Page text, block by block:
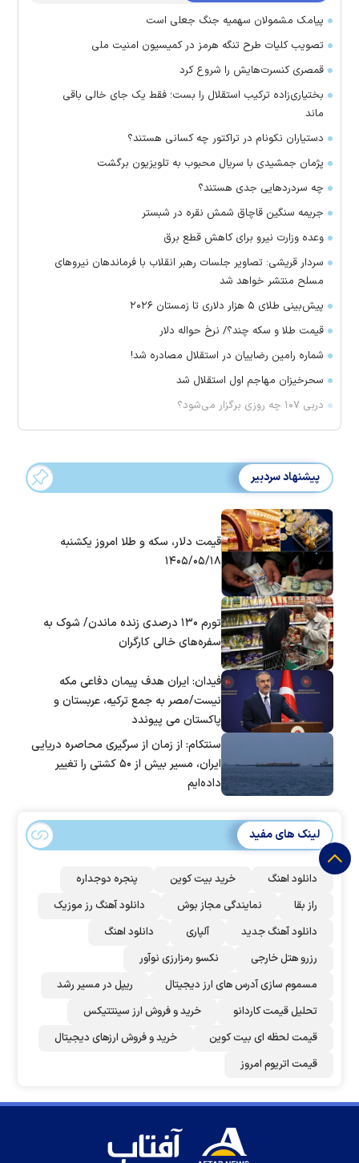
پیامک مشمولان سهمیه جنگ جعلی است
تصویب کلیات طرح تنگه هرمز در کمیسیون امنیت ملی
قمصری کنسرت‌هایش را شروع کرد
بختیاری‌زاده ترکیب استقلال را بست؛ فقط یک جای خالی باقی
ماند
دستیاران نکونام در تراکتور چه کسانی هستند؟
پژمان جمشیدی با سریال محبوب به تلویزیون برگشت
چه سردرد‌هایی جدی هستند؟
جریمه سنگین قاچاق شمش نقره در شبستر
وعده وزارت نیرو برای کاهش قطع برق
سردار قریشی: تصاویر جلسات رهبر انقلاب با فرماندهان نیرو‌های
مسلح منتشر خواهد شد
پیش‌بینی طلای ۵ هزار دلاری تا زمستان ۲۰۲۶
قیمت طلا و سکه چند؟/ نرخ حواله دلار
شماره رامین رضاییان در استقلال مصادره شد!
سحرخیزان مهاجم اول استقلال شد
دربی ۱۰۷ چه روزی برگزار می‌شود؟
پیشنهاد سردبیر
قیمت دلار، سکه و طلا امروز یکشنبه
۱۴۰۵/۰۵/۱۸
تورم ۱۳۰ درصدی زنده ماندن/ شوک به
سفره‌های خالی کارگران
فیدان: ایران هدف پیمان دفاعی مکه
نیست/مصر به جمع ترکیه، عربستان و
پاکستان می پیوندد
سنتکام: از زمان از سرگیری محاصره دریایی
ایران، مسیر بیش از ۵۰ کشتی را تغییر
داده‌ایم
لینک های مفید
دانلود اهنگ خرید بیت کوین
پنجره دوجداره
راز بقا
نمایندگی مجاز بوش
دانلود آهنگ رز‌ موزیک
دانلود آهنگ جدید
آلپاری
دانلود اهنگ
رزرو هتل خارجی
نکسو رمزارزی نوآور
مسموم سازی آدرس های ارز دیجیتال
ریپل در مسیر رشد
تحلیل قیمت کاردانو
خرید و فروش ارز سینتتیکس
قیمت لحظه ای بیت کوین
خرید و فروش ارزهای دیجیتال
قیمت اتریوم امروز